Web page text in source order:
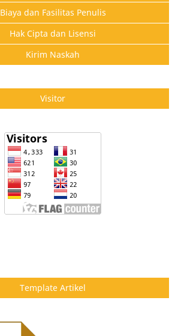
Biaya dan Fasilitas Penulis
Hak Cipta dan Lisensi
Kirim Naskah
Visitor
Template Artikel